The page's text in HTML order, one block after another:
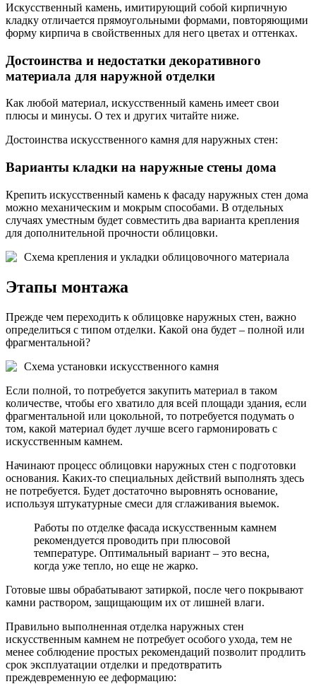
Искусственный камень, имитирующий собой кирпичную
кладку отличается прямоугольными формами, повторяющими
форму кирпича в свойственных для него цветах и оттенках.
Достоинства и недостатки декоративного
материала для наружной отделки
Как любой материал, искусственный камень имеет свои
плюсы и минусы. О тех и других читайте ниже.
Достоинства искусственного камня для наружных стен:
Варианты кладки на наружные стены дома
Крепить искусственный камень к фасаду наружных стен дома
можно механическим и мокрым способами. В отдельных
случаях уместным будет совместить два варианта крепления
для дополнительной прочности облицовки.
Схема крепления и укладки облицовочного материала
Этапы монтажа
Прежде чем переходить к облицовке наружных стен, важно
определиться с типом отделки. Какой она будет – полной или
фрагментальной?
Схема установки искусственного камня
Если полной, то потребуется закупить материал в таком
количестве, чтобы его хватило для всей площади здания, если
фрагментальной или цокольной, то потребуется подумать о
том, какой материал будет лучше всего гармонировать с
искусственным камнем.
Начинают процесс облицовки наружных стен с подготовки
основания. Каких-то специальных действий выполнять здесь
не потребуется. Будет достаточно выровнять основание,
используя штукатурные смеси для сглаживания выемок.
Работы по отделке фасада искусственным камнем
рекомендуется проводить при плюсовой
температуре. Оптимальный вариант – это весна,
когда уже тепло, но еще не жарко.
Готовые швы обрабатывают затиркой, после чего покрывают
камни раствором, защищающим их от лишней влаги.
Правильно выполненная отделка наружных стен
искусственным камнем не потребует особого ухода, тем не
менее соблюдение простых рекомендаций позволит продлить
срок эксплуатации отделки и предотвратить
преждевременную ее деформацию: